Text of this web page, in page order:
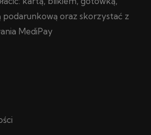
oraz skorzystać z
MediPay